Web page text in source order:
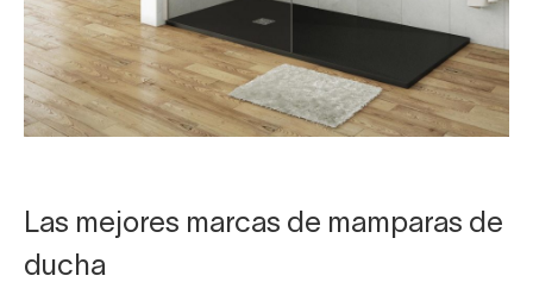
Las mejores marcas de mamparas de
ducha